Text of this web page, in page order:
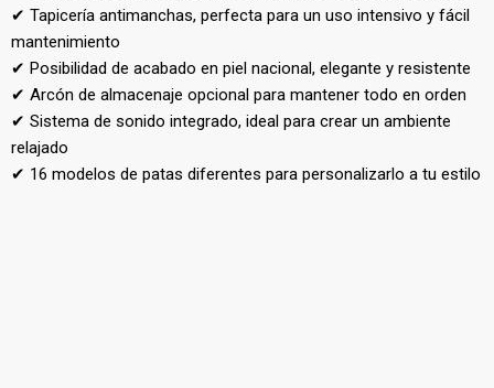
✔ Tapicería antimanchas, perfecta para un uso intensivo y fácil
mantenimiento
✔ Posibilidad de acabado en piel nacional, elegante y resistente
✔ Arcón de almacenaje opcional para mantener todo en orden
✔ Sistema de sonido integrado, ideal para crear un ambiente
relajado
✔ 16 modelos de patas diferentes para personalizarlo a tu estilo